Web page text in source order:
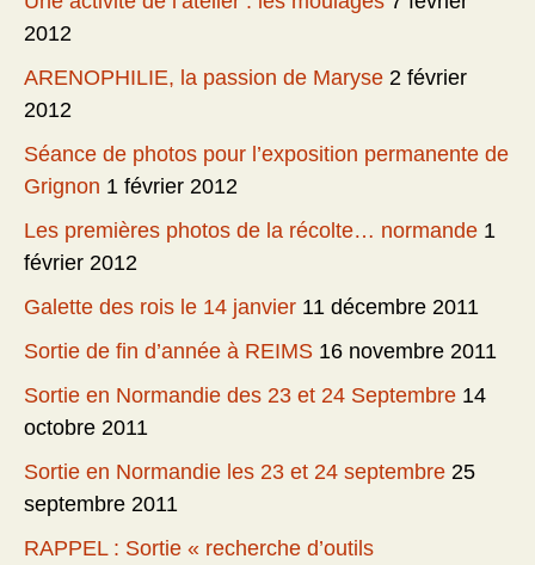
2012
ARENOPHILIE, la passion de Maryse 2 février
2012
Séance de photos pour l’exposition permanente de
Grignon 1 février 2012
Les premières photos de la récolte… normande 1
février 2012
Galette des rois le 14 janvier 11 décembre 2011
Sortie de fin d’année à REIMS 16 novembre 2011
Sortie en Normandie des 23 et 24 Septembre 14
octobre 2011
Sortie en Normandie les 23 et 24 septembre 25
septembre 2011
RAPPEL : Sortie « recherche d’outils